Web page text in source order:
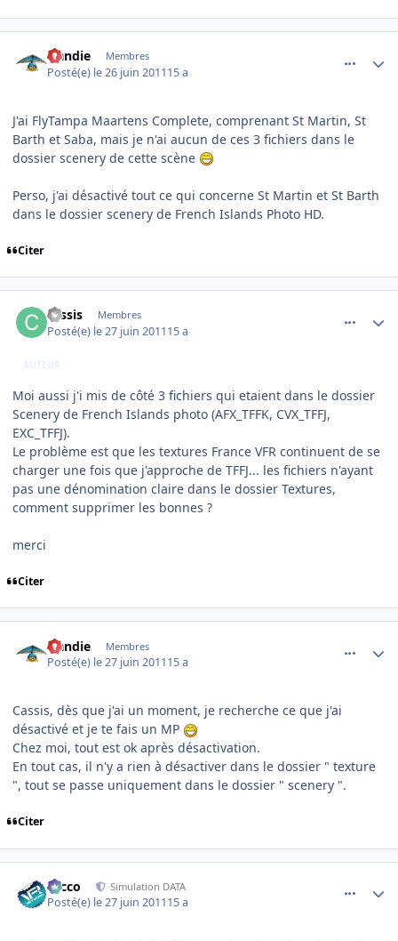
Handie Membres
Posté(e) le 26 juin 201115 a
J'ai FlyTampa Maartens Complete, comprenant St Martin, St
Barth et Saba, mais je n'ai aucun de ces 3 fichiers dans le
dossier scenery de cette scène
Perso, j'ai désactivé tout ce qui concerne St Martin et St Barth
dans le dossier scenery de French Islands Photo HD.
Citer
cassis Membres
Posté(e) le 27 juin 201115 a
AUTEUR
Moi aussi j'i mis de côté 3 fichiers qui etaient dans le dossier
Scenery de French Islands photo (AFX_TFFK, CVX_TFFJ,
EXC_TFFJ).
Le problème est que les textures France VFR continuent de se
charger une fois que j'approche de TFFJ... les fichiers n'ayant
pas une dénomination claire dans le dossier Textures,
comment supprimer les bonnes ?
merci
Citer
Handie Membres
Posté(e) le 27 juin 201115 a
Cassis, dès que j'ai un moment, je recherche ce que j'ai
désactivé et je te fais un MP
Chez moi, tout est ok après désactivation.
En tout cas, il n'y a rien à désactiver dans le dossier " texture
", tout se passe uniquement dans le dossier " scenery ".
Citer
Nicco Simulation DATA
Posté(e) le 27 juin 201115 a